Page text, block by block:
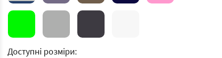
Доступні розміри: